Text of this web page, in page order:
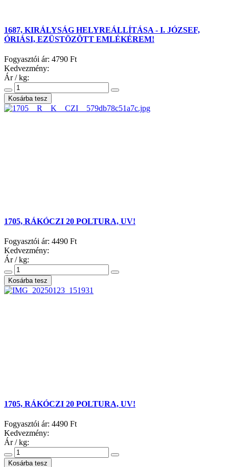
1687, KIRÁLYSÁG HELYREÁLLÍTÁSA - I. JÓZSEF,
ÓRIÁSI, EZÜSTÖZÖTT EMLÉKÉREM!
Fogyasztói ár: 4790 Ft
Kedvezmény:
Ár / kg:
1705, RÁKÓCZI 20 POLTURA, UV!
Fogyasztói ár: 4490 Ft
Kedvezmény:
Ár / kg:
1705, RÁKÓCZI 20 POLTURA, UV!
Fogyasztói ár: 4490 Ft
Kedvezmény:
Ár / kg: